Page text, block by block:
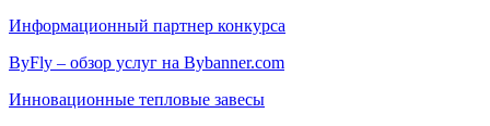
Информационный партнер конкурса
ByFly – обзор услуг на Bybanner.com
Инновационные тепловые завесы